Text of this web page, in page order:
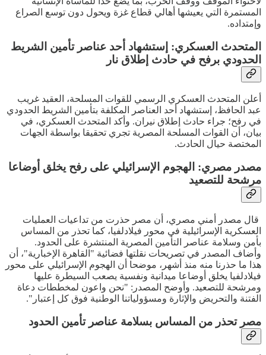
المستمرة التي يعيشها أهالي قطاع غزة ويحول دون توسع الصراع
وإمتداده.
المتحدث العسكري: إستشهاد أحد عناصر تأمين الشريط
الحدودي برفح في حادث إطلاق نار
أعلن المتحدث العسكري الرسمي للقوات المسلحة، العقيد غريب
عبد الحافظ، إستشهاد أحد العناصر المكلفة بتأمين الشريط الحدودي
في رفح؛ جراء حادث إطلاق نيران. وأكد المتحدث العسكري، في
بيان، أن القوات المسلحة المصرية تجري تحقيقا بواسطة الجهات
المختصة حيال الحادث.
مصدر مصري: الهجوم الإسرائيلي على رفح يخلق أوضاعا
مرشحة للتصعيد
قال مصدر أمني مصري، أن مصر حذرت من تداعيات العمليات
العسكرية الإسرائيلية في محور فيلادلفيا، كما تحذر من المساس
بأمن وسلامة عناصر التأمين المصرية المنتشرة على الحدود.
وأضاف المصدر في تصريحات نقلتها فضائية "القاهرة الإخبارية"، أن
هذا ما حذرنا منه منذ أشهر، موضحا أن الهجوم الإسرائيلي على محور
فيلادلفيا يخلق أوضاعا ميدانية ونفسية يصعب السيطرة عليها
ومرشحة للتصعيد. وأوضح المصدر: "نحن واعون لمخططات دعاة
الفتنة والتحريض والإثارة ومسؤولياتنا الوطنية فوق كل إعتبار".
مصر تحذر من المساس بسلامة عناصر تأمين الحدود